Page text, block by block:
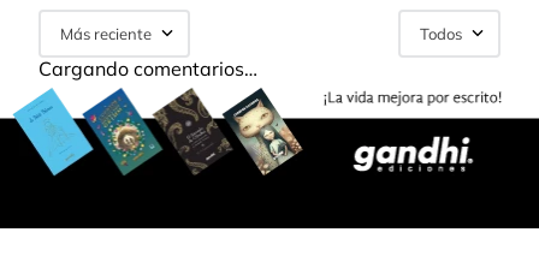
Más reciente Todos
Cargando comentarios…